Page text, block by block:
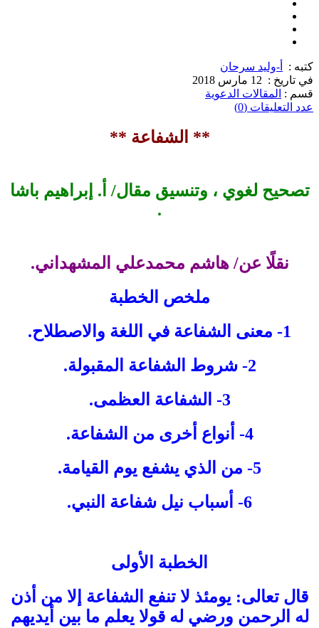
كتبه :
أ-وليد سرحان
في تاريخ : 12 مارس 2018
قسم : المقالات الدعوية
عدد التعليقات (0)
** الشفاعة **
تصحيح لغوي ، وتنسيق مقال/ أ. إبراهيم باشا
.
نقلًا عن/ هاشم محمدعلي المشهداني.
ملخص الخطبة
1- معنى الشفاعة في اللغة والاصطلاح.
2- شروط الشفاعة المقبولة.
3- الشفاعة العظمى.
4- أنواع أخرى من الشفاعة.
5- من الذي يشفع يوم القيامة.
6- أسباب نيل شفاعة النبي.
الخطبة الأولى
قال تعالى: يومئذ لا تنفع الشفاعة إلا من أذن
له الرحمن ورضي له قولا يعلم ما بين أيديهم